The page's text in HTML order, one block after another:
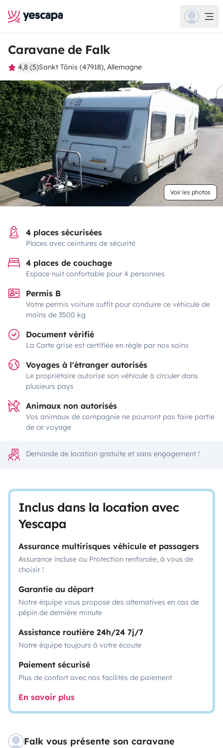
Caravane de Falk
4,8 (5)Sankt Tönis (47918), Allemagne
Voir les photos
4 places sécurisées
Places avec ceintures de sécurité
4 places de couchage
Espace nuit confortable pour 4 personnes
Permis B
Votre permis voiture suffit pour conduire ce véhicule de
moins de 3500 kg
Document vérifié
La Carte grise est certifiée en règle par nos soins
Voyages à l'étranger autorisés
Le propriétaire autorise son véhicule à circuler dans
plusieurs pays
Animaux non autorisés
Vos animaux de compagnie ne pourront pas faire partie
de ce voyage
Demande de location gratuite et sans engagement !
Inclus dans la location avec
Yescapa
Assurance multirisques véhicule et passagers
Assurance incluse ou Protection renforcée, à vous de
choisir !
Garantie au départ
Notre équipe vous propose des alternatives en cas de
pépin de dernière minute
Assistance routière 24h/24 7j/7
Notre équipe toujours à votre écoute
Paiement sécurisé
Plus de confort avec nos facilités de paiement
En savoir plus
Falk vous présente son caravane